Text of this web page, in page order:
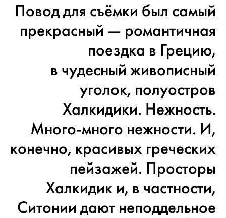
Повод для съёмки был самый
прекрасный — романтичная
поездка в Грецию,
в чудесный живописный
уголок, полуостров
Халкидики. Нежность.
Много-много нежности. И,
конечно, красивых греческих
пейзажей. Просторы
Халкидик и, в частности,
Ситонии дают неподдельное